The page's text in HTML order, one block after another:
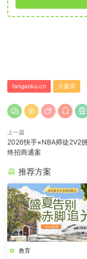
fanganku.cn 方案库
上一篇
2026快手×NBA师徒2V2
终招商通案
推荐方案
教育